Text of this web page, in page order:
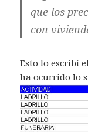
que los
con
Esto lo escribí
ha ocurrido lo